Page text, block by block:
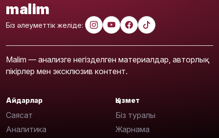
malim
Біз әлеуметтік желіде:
Malim — анализге негізделген материалдар, авторлық
пікірлер мен эксклюзив контент.
Айдарлар
Саясат
Аналитика
Қызмет
Біз туралы
Жарнама